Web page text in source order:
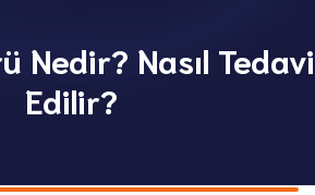
Nedir? Nasıl Tedavi
Edilir?